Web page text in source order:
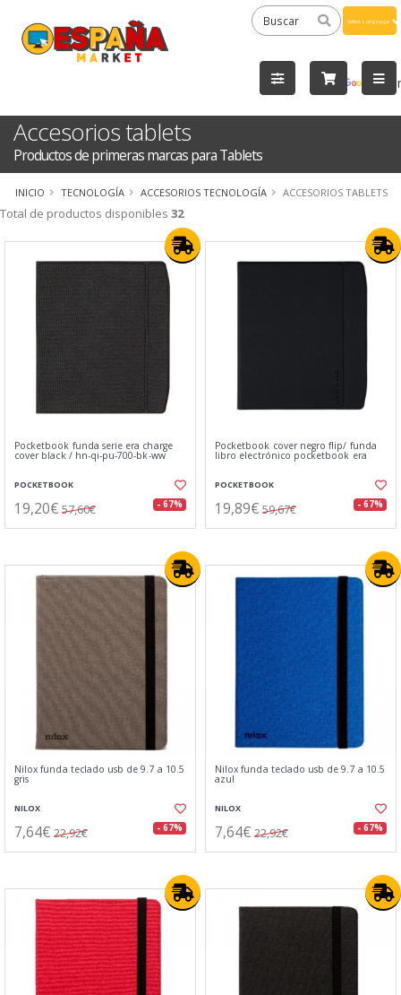
by
Accesorios tablets
Productos de primeras marcas para Tablets
INICIO TECNOLOGÍA ACCESORIOS TECNOLOGÍA ACCESORIOS TABLETS
Total de productos disponibles 32
Pocketbook funda serie era charge
cover black / hn-qi-pu-700-bk-ww
POCKETBOOK
19,20€ 57,60€ - 67%
Pocketbook cover negro flip/ funda
libro electrónico pocketbook era
POCKETBOOK
19,89€ 59,67€ - 67%
Nilox funda teclado usb de 9.7 a 10.5
gris
NILOX
7,64€ 22,92€ - 67%
Nilox funda teclado usb de 9.7 a 10.5
azul
NILOX
7,64€ 22,92€ - 67%